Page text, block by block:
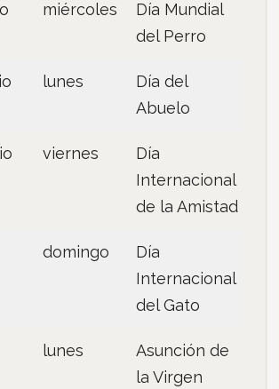
miércoles
Día Mundial
del Perro
lunes
Día del
Abuelo
viernes
Día
Internacional
de la Amistad
domingo
Día
Internacional
del Gato
lunes
Asunción de
la Virgen